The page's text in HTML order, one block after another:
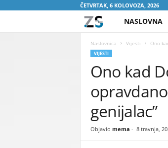
ČETVRTAK, 6 KOLOVOZA, 2026
A
E
B
NASLOVNA
Naslovnica Vijesti Ono
VIJESTI
Ono kad
genijalac”
Objavio mema - 8 travnja,